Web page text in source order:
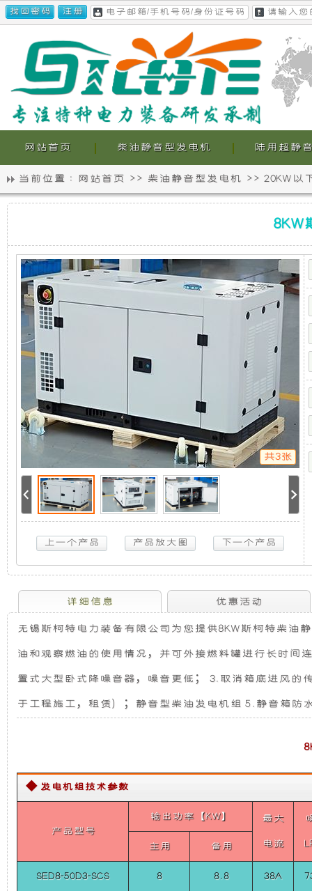
陆用超静
我
的
超
电
机
用
全
新
计，
音
柴油静音型发电机
静
发
电
相
于
放
式
发
机
而
其
网站首页
当前位置 : 网站首页 >> 柴油静音型发电机 >> 20KW以
8KW
斯
柯
特
柴
油
静
音
发
电
机
组
（单
相
50HZ
3000
转）
8KW
斯
柯
特
柴
油
静
音
发
电
机
（单
50HZ
3000
转）
8KW
斯
柯
特
柴
油
静
音
发
电
机
组
（单
相
50HZ
3000
转）
8KW
共3张
详细信息 优惠活动
无锡斯柯特电力装备有限公司为您提供8KW斯柯特柴油
油和观察燃油的使用情况，并可外接燃料罐进行长时间
置式大型卧式降噪音器，噪音更低； 3.取消箱底进风
于工程施工，租赁）；静音型柴油发电机组 5.静音箱防
◆ 发电机组技术参数
产品型号
输出功率【KW】 最大
电流
主用 备用
SED8-50D3-SCS 8 8.8 38A